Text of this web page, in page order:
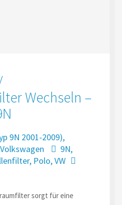
Wechseln –
9N 2001-2009),
Volkswagen 9N,
, Polo,VW
sorgt für eine